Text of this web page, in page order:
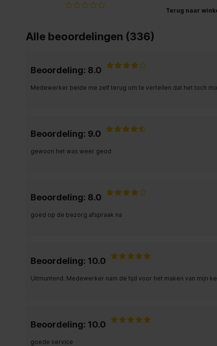
Terug naar
Alle beoordelingen (336)
Beoordeling: 8.0
Medewerker belde me zelf terug om te vertellen dat het toch
Beoordeling: 9.0
gewoon het was weer geod
Beoordeling: 8.0
goed op de bezorg afspraak na
Beoordeling: 10.0
Uitmuntend. Medewerker nam de tijd voor het maken van mijn
Beoordeling: 10.0
goede service